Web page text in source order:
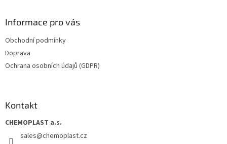
Informace pro vás
Obchodní podmínky
Doprava
Ochrana osobních údajů (GDPR)
Kontakt
CHEMOPLAST a.s.
sales@chemoplast.cz